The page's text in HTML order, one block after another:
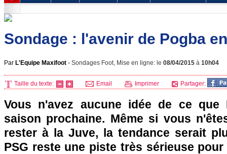
Sondage : l'avenir de Pogba
Par L'Equipe Maxifoot - Sondages Foot, Mise en ligne: le 08/04/2015 à 10h04
Taille du texte: Email Imprimer Partager:
Vous n'avez aucune idée de ce que
saison prochaine. Même si vous
rester à la Juve, la tendance serait
PSG reste une piste très sérieuse